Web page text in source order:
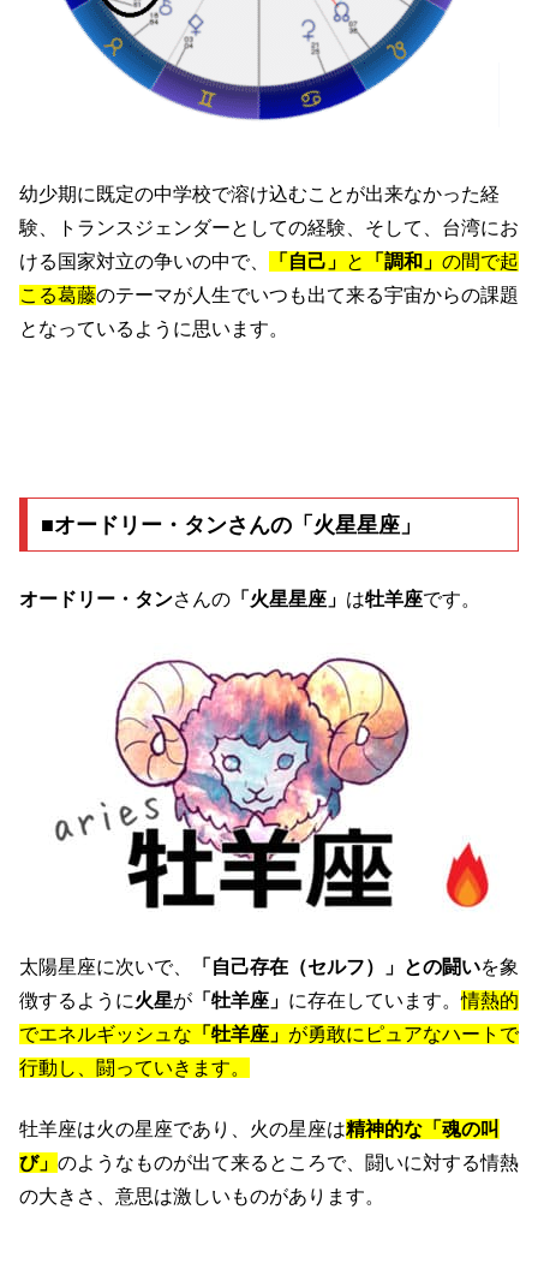
幼少期に既定の中学校で溶け込むことが出来なかった経
験、トランスジェンダーとしての経験、そして、台湾にお
ける国家対立の争いの中で、
「自己」 と 「調和」 の間で起
こる葛藤のテーマが人生でいつも出て来る宇宙からの課題
となっているように思います。
■オードリー・タンさんの「火星星座」
オードリー・タンさんの 「火星星座」 は牡羊座です。
太陽星座に次いで、 「自己存在（セルフ）」との闘いを象
徴するように火星が 「牡羊座」 に存在しています。情熱的
でエネルギッシュな 「牡羊座」 が勇敢にピュアなハートで
行動し、闘っていきます。
牡羊座は火の星座であり、火の星座は精神的な「魂の叫
び」 のようなものが出て来るところで、闘いに対する情熱
の大きさ、意思は激しいものがあります。